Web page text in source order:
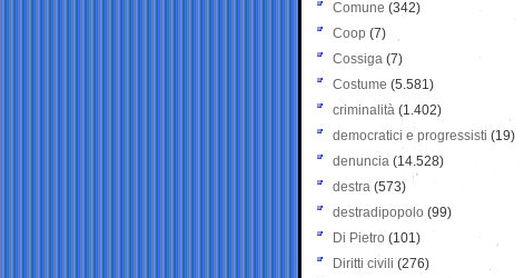
Comune (342)
Coop (7)
Cossiga (7)
Costume (5.581)
criminalità (1.402)
democratici e progressisti (19)
denuncia (14.528)
destra (573)
destradipopolo (99)
Di Pietro (101)
Diritti civili (276)